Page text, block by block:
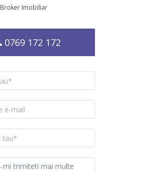
Broker Imobiliar
0769 172 172